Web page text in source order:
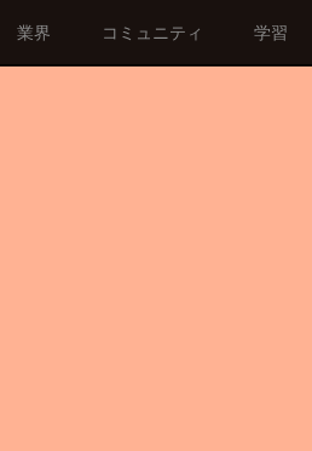
業界 コミュニティ 学習